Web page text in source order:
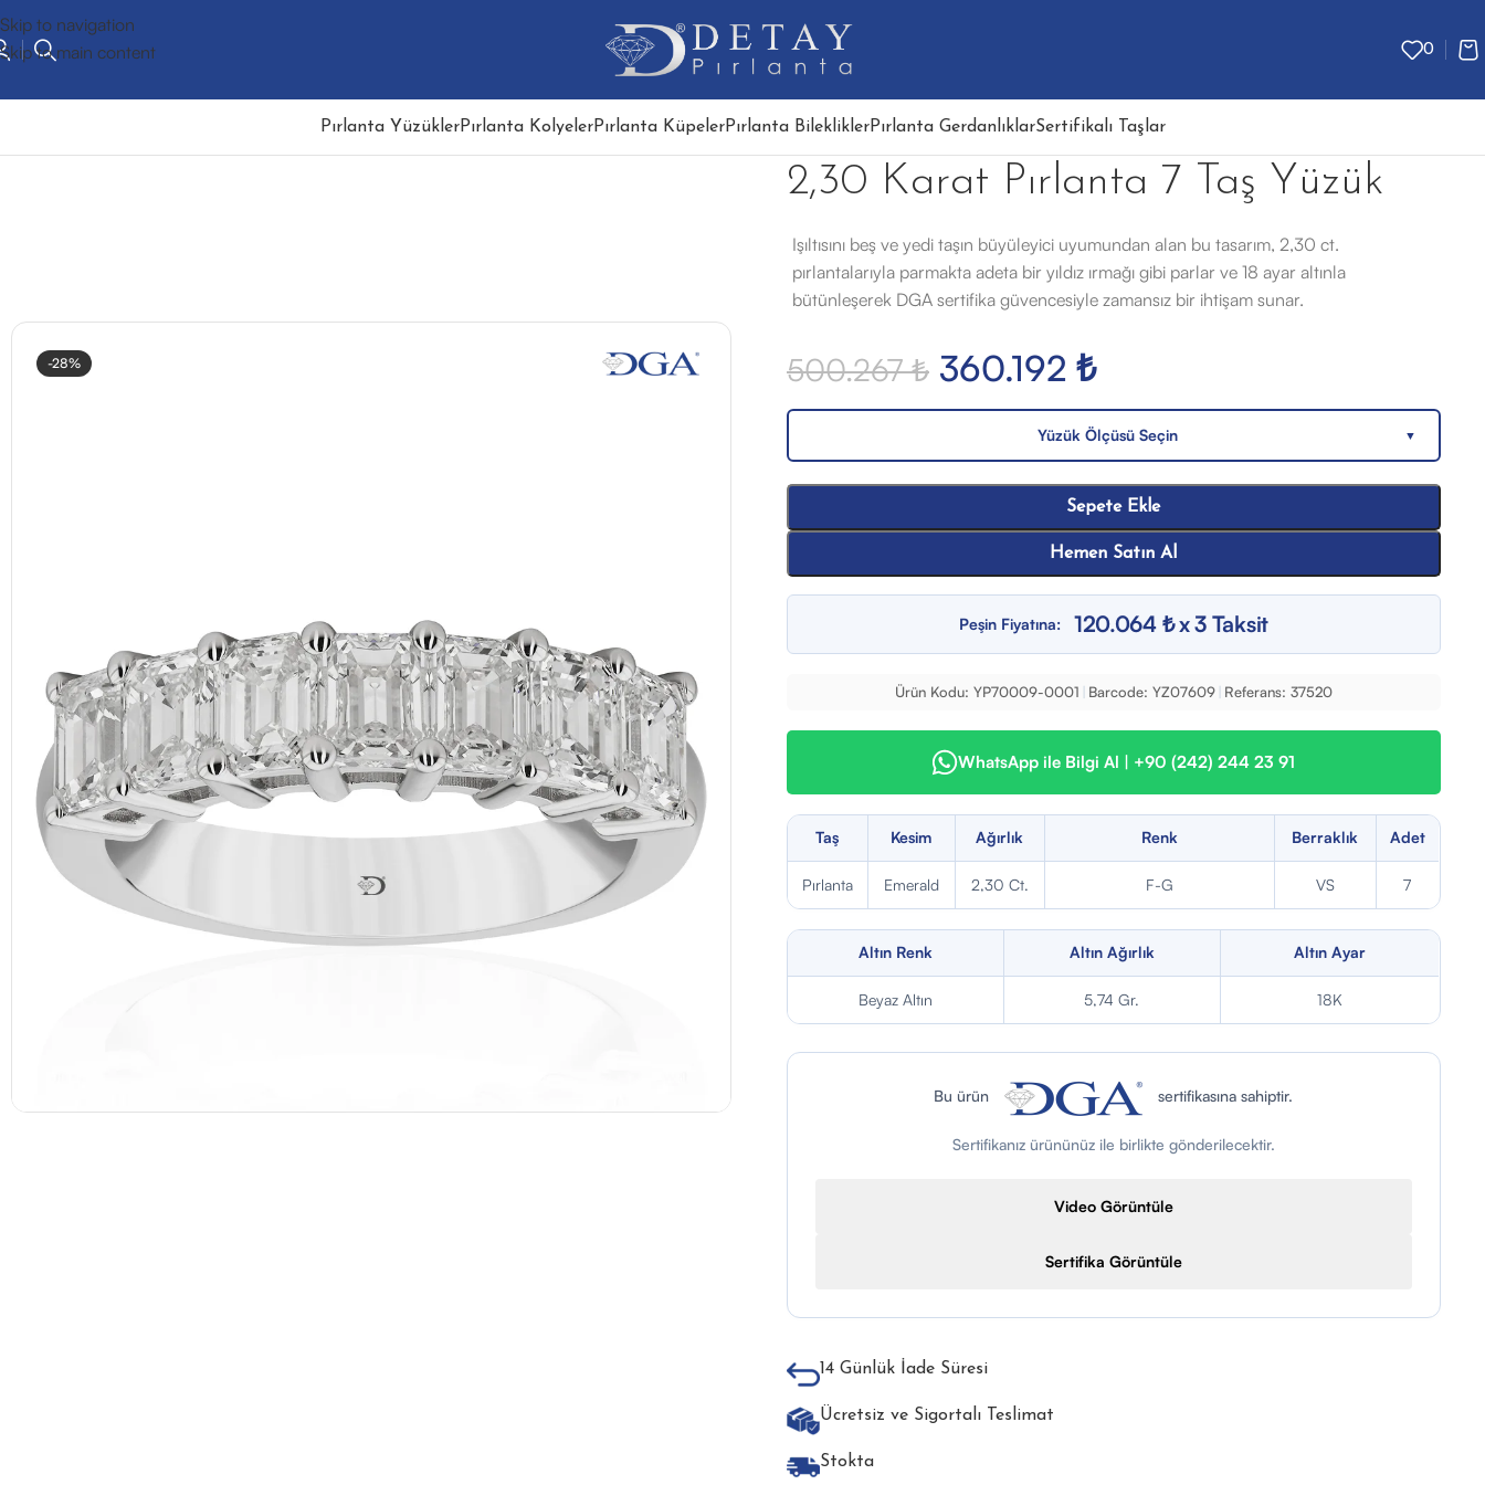
Skip to navigation
Skip to main content
0
Pırlanta YüzüklerPırlanta KolyelerPırlanta KüpelerPırlanta BilekliklerPırlanta GerdanlıklarSertifikalı Taşlar
-28%
2,30 Karat Pırlanta 7 Taş Yüzük
Işıltısını beş ve yedi taşın büyüleyici uyumundan alan bu tasarım, 2,30 ct.
pırlantalarıyla parmakta adeta bir yıldız ırmağı gibi parlar ve 18 ayar altınla
bütünleşerek DGA sertifika güvencesiyle zamansız bir ihtişam sunar.
500.267₺ 360.192 ₺
Yüzük Ölçüsü Seçin ▼
Sepete Ekle
Hemen Satın Al
Peşin Fiyatına: 120.064 ₺ x 3 Taksit
Ürün Kodu: YP70009-0001 Barcode: YZ07609 Referans: 37520
WhatsApp ile Bilgi Al | +90 (242) 244 23 91
Taş Kesim Ağırlık Renk Berraklık Adet
Pırlanta Emerald 2,30 Ct. F-G VS 7
Altın Renk Altın Ağırlık Altın Ayar
Beyaz Altın 5,74 Gr. 18K
Bu ürün sertifikasına sahiptir.
Sertifikanız ürününüz ile birlikte gönderilecektir.
Video Görüntüle
Sertifika Görüntüle
14 Günlük İade Süresi
Ücretsiz ve Sigortalı Teslimat
Stokta